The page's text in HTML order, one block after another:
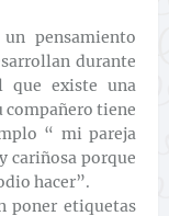
pensamiento
durante
que existe una
compañero tiene
“ mi pareja
cariñosa porque
hacer”.
poner etiquetas